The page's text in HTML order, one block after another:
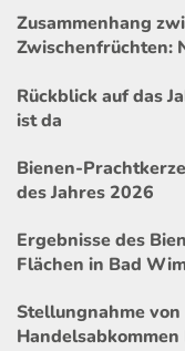
Zusammenhang
Zwischenfrüchten:
Rückblick auf das
ist da
Bienen-
des Jahres 2026
Ergebnisse des
Flächen in Bad
Stellungnahme